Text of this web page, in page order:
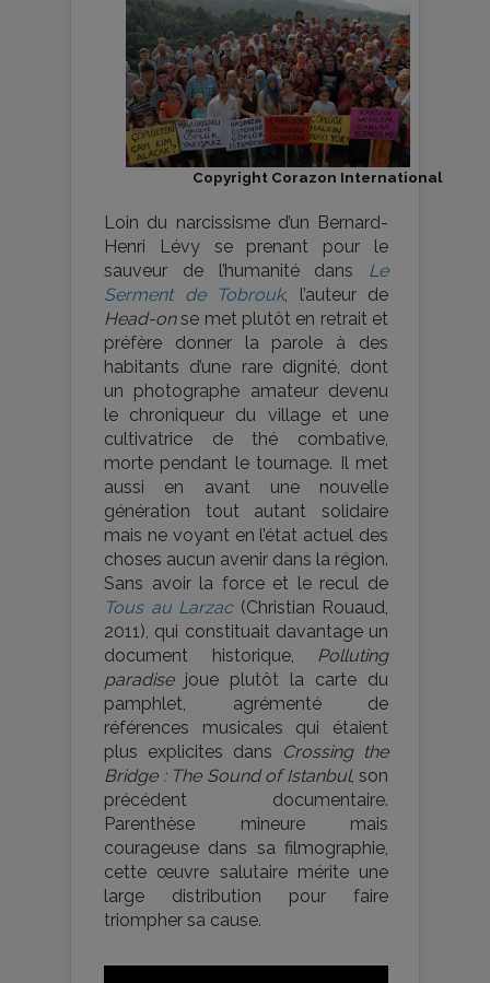
Copyright Corazon International
Loin du narcissisme d’un Bernard-
Henri Lévy se prenant pour le
sauveur de l’humanité dans Le
Serment de Tobrouk, l’auteur de
Head-onse met plutôt en retrait et
préfère donner la parole à des
habitants d’une rare dignité, dont
un photographe amateur devenu
le chroniqueur du village et une
cultivatrice de thé combative,
morte pendant le tournage. Il met
aussi en avant une nouvelle
génération tout autant solidaire
mais ne voyant en l’état actuel des
choses aucun avenir dans la région.
Sans avoir la force et le recul de
Tous au Larzac(Christian Rouaud,
2011), qui constituait davantage un
document historique, Polluting
paradisejoue plutôt la carte du
pamphlet, agrémenté de
références musicales qui étaient
plus explicites dans
Crossing the
Bridge : The Sound of Istanbul, son
précédent documentaire.
Parenthèse mineure mais
courageuse dans sa filmographie,
cette œuvre salutaire mérite une
large distribution pour faire
triompher sa cause.